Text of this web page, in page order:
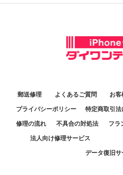
郵送修理 よくあるご質問 お客
プライバシーポリシー 特定商取引
修理の流れ 不具合の対処法 フラ
法人向け修理サービス
データ復旧サ